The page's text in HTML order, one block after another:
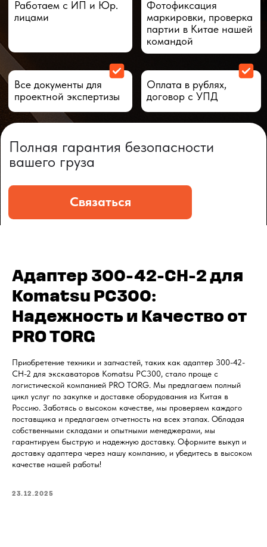
Адаптер 300-42-CH-2 для
Komatsu PC300:
Надежность и Качество от
PRO TORG
Приобретение техники и запчастей, таких как адаптер 300-42-
CH-2 для экскаваторов Komatsu PC300, стало проще с
логистической компанией PRO TORG. Мы предлагаем полный
цикл услуг по закупке и доставке оборудования из Китая в
Россию. Заботясь о высоком качестве, мы проверяем каждого
поставщика и предлагаем отчетность на всех этапах. Обладая
собственными складами и опытными менеджерами, мы
гарантируем быструю и надежную доставку. Оформите выкуп и
доставку адаптера через нашу компанию, и убедитесь в высоком
качестве нашей работы!
23.12.2025